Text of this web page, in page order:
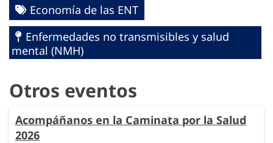
Economía de las ENT
Enfermedades no transmisibles y salud
mental (NMH)
Otros eventos
Acompáñanos en la Caminata por la Salud
2026